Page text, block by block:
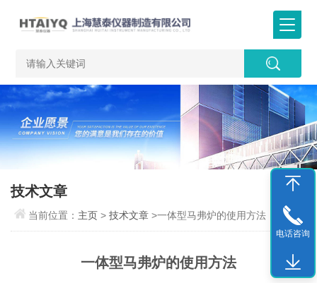
技术文章
当前位置： 主页 >技术文章 >一体型马弗炉的使用方法
一体型马弗炉的使用方法
电话咨询